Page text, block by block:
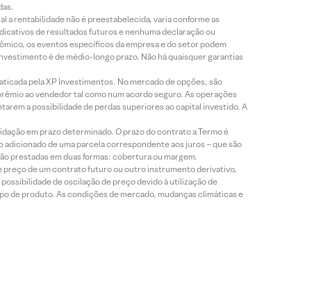
a rentabilidade não é preestabelecida, varia conforme as
de resultados futuros e nenhuma declaração ou
os eventos específicos da empresa e do setor podem
é de médio-longo prazo. Não há quaisquer garantias
pela XP Investimentos. No mercado de opções, são
ao vendedor tal como num acordo seguro. As operações
a possibilidade de perdas superiores ao capital investido. A
em prazo determinado. O prazo do contrato a Termo é
de uma parcela correspondente aos juros – que são
prestadas em duas formas: cobertura ou margem.
de um contrato futuro ou outro instrumento derivativo,
de oscilação de preço devido à utilização de
de produto. As condições de mercado, mudanças climáticas e